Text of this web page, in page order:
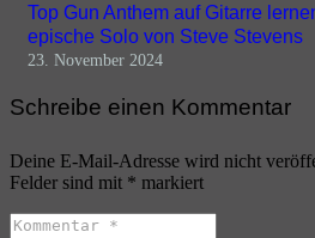
Top Gun Anthem auf Gitarre
epische Solo von Steve Stevens
23. November 2024
Schreibe einen Kommentar
Deine E-Mail-Adresse wird nicht
Felder sind mit * markiert